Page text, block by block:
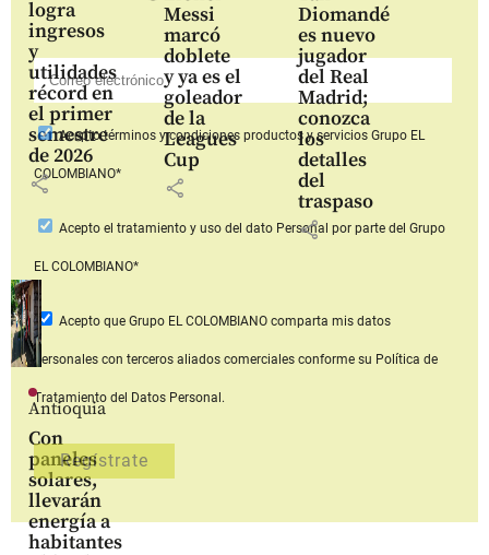
logra
ingresos
y
utilidades
récord en
el primer
semestre
de 2026
share
Messi
marcó
doblete
y ya es el
goleador
de la
Leagues
Cup
share
Diomandé
es nuevo
jugador
del Real
Madrid;
conozca
los
detalles
del
traspaso
share
Antioquia
Con
paneles
solares,
llevarán
energía a
habitantes
Aceptotérminos y condiciones productos y serviciosGrupo EL
COLOMBIANO*
Acepto el tratamiento y uso del dato Personal por parte del Grupo
EL COLOMBIANO*
Acepto que Grupo EL COLOMBIANOcomparta mis datos
personales con terceros aliados comerciales conforme su Política de
Tratamiento del Datos Personal.